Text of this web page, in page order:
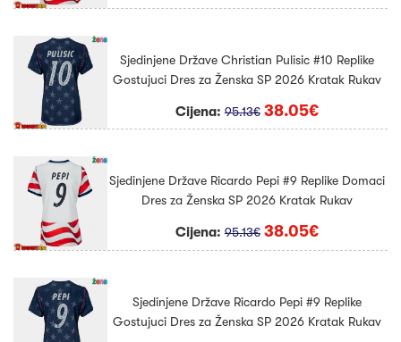
Sjedinjene Države Christian Pulisic #10 Replike
Gostujuci Dres za Ženska SP 2026 Kratak Rukav
Cijena:95.13€ 38.05€
Sjedinjene Države Ricardo Pepi #9 Replike Domaci
Dres za Ženska SP 2026 Kratak Rukav
Cijena:95.13€ 38.05€
Sjedinjene Države Ricardo Pepi #9 Replike
Gostujuci Dres za Ženska SP 2026 Kratak Rukav